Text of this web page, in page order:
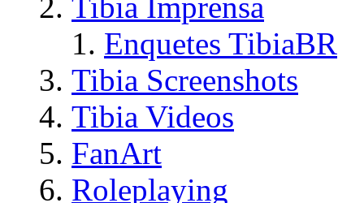
Enquetes TibiaBR
Tibia Screenshots
Tibia Videos
FanArt
Roleplaying